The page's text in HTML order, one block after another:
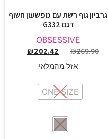
גרביון גוף רשת עם מפשעון חשוף
דגם G332
OBSESSIVE
₪269.90
₪202.42
אזל מהמלאי
ONE SIZE